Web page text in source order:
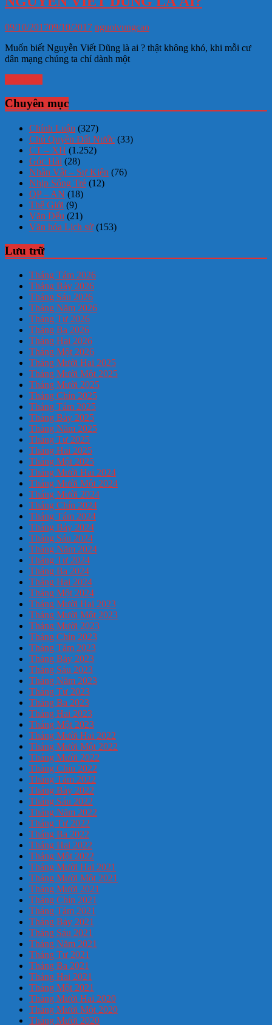
09/10/201709/10/2017 nguoivungcao
Muốn biết Nguyễn Viết Dũng là ai ? thật không khó, khi mỗi cư
dân mạng chúng ta chỉ dành một
Chuyên mục
Chính Luận (327)
Chủ Quyền Đất Nước (33)
CT – XH (1.252)
Góc Hài (28)
Nhân Vật – Sự Kiện (76)
Nhịp Sống Trẻ (12)
QP – AN (18)
Thế Giới (9)
Văn Đểu (21)
Văn hóa Lịch sử (153)
Lưu trữ
Tháng Tám 2026
Tháng Bảy 2026
Tháng Sáu 2026
Tháng Năm 2026
Tháng Tư 2026
Tháng Ba 2026
Tháng Hai 2026
Tháng Một 2026
Tháng Mười Hai 2025
Tháng Mười Một 2025
Tháng Mười 2025
Tháng Chín 2025
Tháng Tám 2025
Tháng Bảy 2025
Tháng Năm 2025
Tháng Tư 2025
Tháng Hai 2025
Tháng Một 2025
Tháng Mười Hai 2024
Tháng Mười Một 2024
Tháng Mười 2024
Tháng Chín 2024
Tháng Tám 2024
Tháng Bảy 2024
Tháng Sáu 2024
Tháng Năm 2024
Tháng Tư 2024
Tháng Ba 2024
Tháng Hai 2024
Tháng Một 2024
Tháng Mười Hai 2023
Tháng Mười Một 2023
Tháng Mười 2023
Tháng Chín 2023
Tháng Tám 2023
Tháng Bảy 2023
Tháng Sáu 2023
Tháng Năm 2023
Tháng Tư 2023
Tháng Ba 2023
Tháng Hai 2023
Tháng Một 2023
Tháng Mười Hai 2022
Tháng Mười Một 2022
Tháng Mười 2022
Tháng Chín 2022
Tháng Tám 2022
Tháng Bảy 2022
Tháng Sáu 2022
Tháng Năm 2022
Tháng Tư 2022
Tháng Ba 2022
Tháng Hai 2022
Tháng Một 2022
Tháng Mười Hai 2021
Tháng Mười Một 2021
Tháng Mười 2021
Tháng Chín 2021
Tháng Tám 2021
Tháng Bảy 2021
Tháng Sáu 2021
Tháng Năm 2021
Tháng Tư 2021
Tháng Ba 2021
Tháng Hai 2021
Tháng Một 2021
Tháng Mười Hai 2020
Tháng Mười Một 2020
Tháng Mười 2020